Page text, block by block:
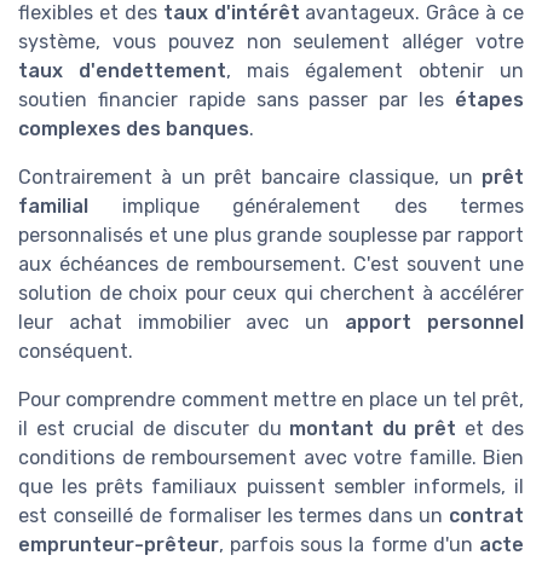
flexibles et des taux d'intérêt avantageux. Grâce à ce
système, vous pouvez non seulement alléger votre
taux d'endettement, mais également obtenir un
soutien financier rapide sans passer par les étapes
complexes des banques.
Contrairement à un prêt bancaire classique, un prêt
familial implique généralement des termes
personnalisés et une plus grande souplesse par rapport
aux échéances de remboursement. C'est souvent une
solution de choix pour ceux qui cherchent à accélérer
leur achat immobilier avec un apport personnel
conséquent.
Pour comprendre comment mettre en place un tel prêt,
il est crucial de discuter du montant du prêt et des
conditions de remboursement avec votre famille. Bien
que les prêts familiaux puissent sembler informels, il
est conseillé de formaliser les termes dans un contrat
emprunteur-prêteur, parfois sous la forme d'un acte